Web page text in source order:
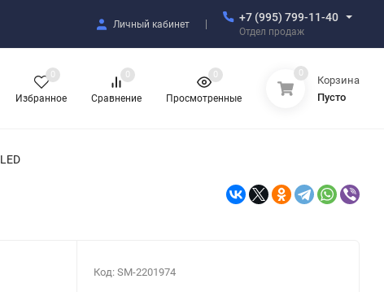
Личный кабинет
+7 (995) 799-11-40
Отдел продаж
Избранное
0
Сравнение
0
Просмотренные
0 0
Корзина
Пусто
Код: SM-2201974